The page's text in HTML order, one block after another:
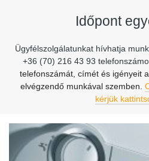
Időpont
Ügyfélszolgálatunkat hívhatja
+36 (70) 216 43 93
telefonszámát, címét és igényeit
elvégzendő munkával szemben.
kérjük